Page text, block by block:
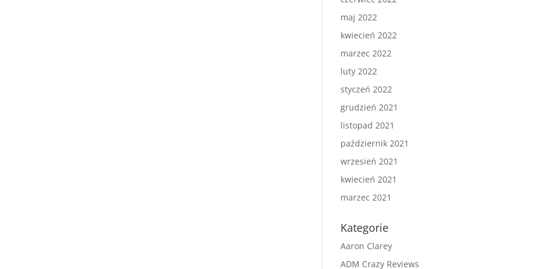
maj 2022
kwiecień 2022
marzec 2022
luty 2022
styczeń 2022
grudzień 2021
listopad 2021
październik 2021
wrzesień 2021
kwiecień 2021
marzec 2021
Kategorie
Aaron Clarey
ADM Crazy Reviews